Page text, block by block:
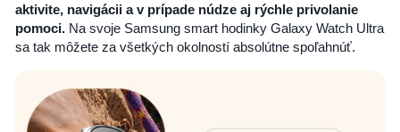
aktivite, navigácii a v prípade núdze aj rýchle privolanie
pomoci. Na svoje Samsung smart hodinky Galaxy Watch Ultra
sa tak môžete za všetkých okolností absolútne spoľahnúť.